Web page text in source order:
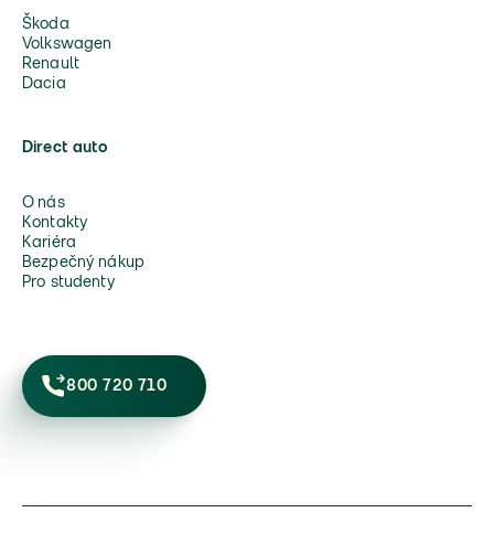
Škoda
Volkswagen
Renault
Dacia
Direct auto
O nás
Kontakty
Kariéra
Bezpečný nákup
Pro studenty
800 720 710